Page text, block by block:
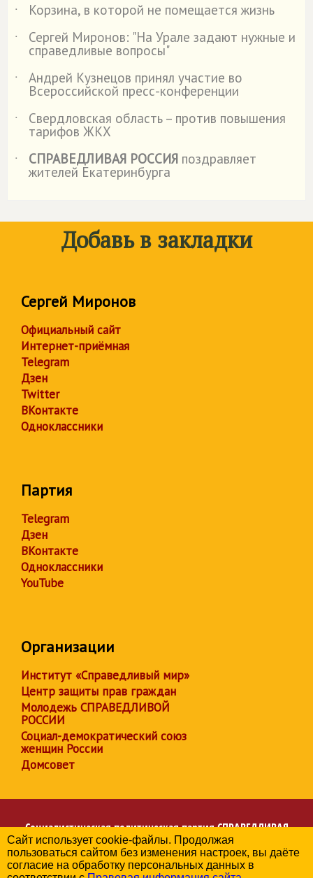
˙
Корзина, в которой не помещается жизнь
˙
Сергей Миронов: "На Урале задают нужные и
справедливые вопросы"
˙
Андрей Кузнецов принял участие во
Всероссийской пресс-конференции
˙
Свердловская область – против повышения
тарифов ЖКХ
˙
СПРАВЕДЛИВАЯ РОССИЯ поздравляет
жителей Екатеринбурга
Добавь в закладки
Сергей Миронов
Официальный сайт
Интернет-приёмная
Telegram
Дзен
Twitter
ВКонтакте
Одноклассники
Партия
Telegram
Дзен
ВКонтакте
Одноклассники
YouTube
Организации
Институт «Справедливый мир»
Центр защиты прав граждан
Молодежь СПРАВЕДЛИВОЙ
РОССИИ
Социал-демократический союз
женщин России
Домсовет
Социалистическая политическая партияСПРАВЕДЛИВАЯ
РОССИЯ
Региональное отделение партии в Свердловской области
© 2006-2026
Сайт использует cookie-файлы. Продолжая
пользоваться сайтом без изменения настроек, вы даёте
согласие на обработку персональных данных в